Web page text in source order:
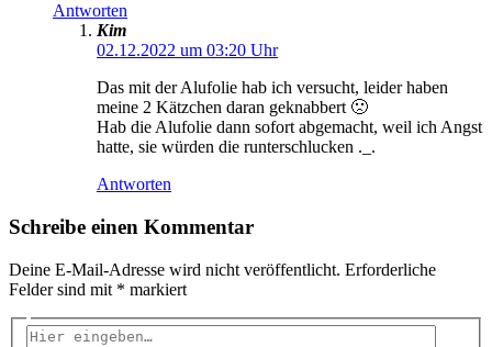
Antworten
Kim
02.12.2022 um 03:20 Uhr
Das mit der Alufolie hab ich versucht, leider haben
meine 2 Kätzchen daran geknabbert 🙁
Hab die Alufolie dann sofort abgemacht, weil ich Angst
hatte, sie würden die runterschlucken ._.
Antworten
Schreibe einen Kommentar
Deine E-Mail-Adresse wird nicht veröffentlicht. Erforderliche
Felder sind mit * markiert
Hier